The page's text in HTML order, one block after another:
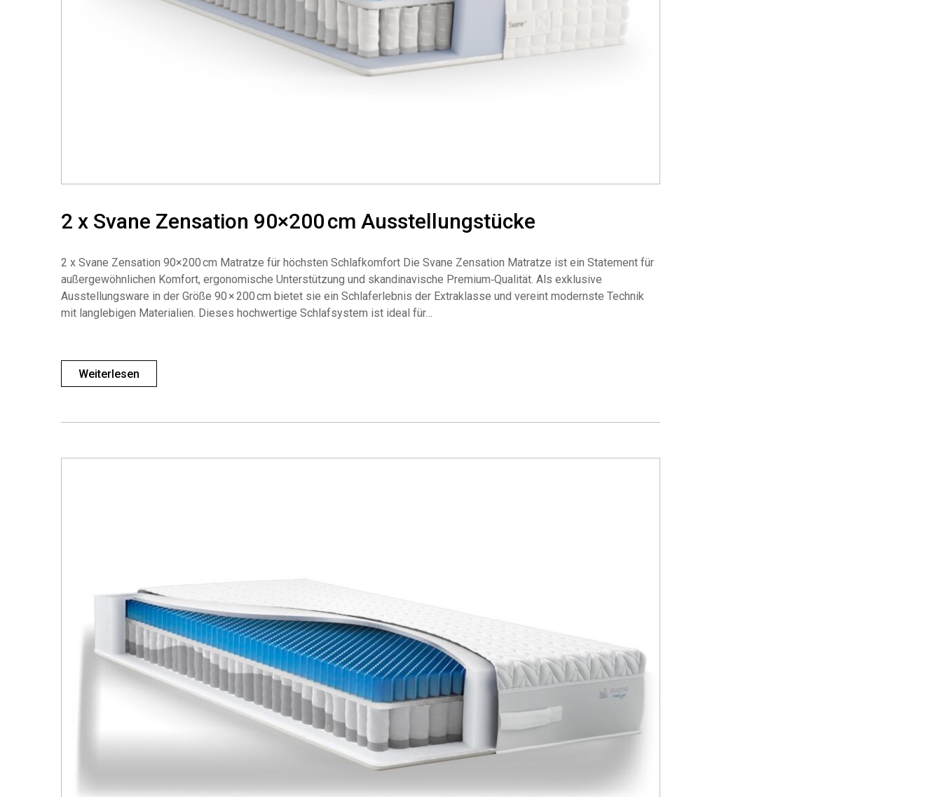
2 x Svane Zensation 90×200 cm Ausstellungstücke
2 x Svane Zensation 90×200 cm Matratze für höchsten Schlafkomfort Die Svane Zensation Matratze ist ein Statement für
außergewöhnlichen Komfort, ergonomische Unterstützung und skandinavische Premium‑Qualität. Als exklusive
Ausstellungsware in der Größe 90 × 200 cm bietet sie ein Schlaferlebnis der Extraklasse und vereint modernste Technik
mit langlebigen Materialien. Dieses hochwertige Schlafsystem ist ideal für…
Weiterlesen